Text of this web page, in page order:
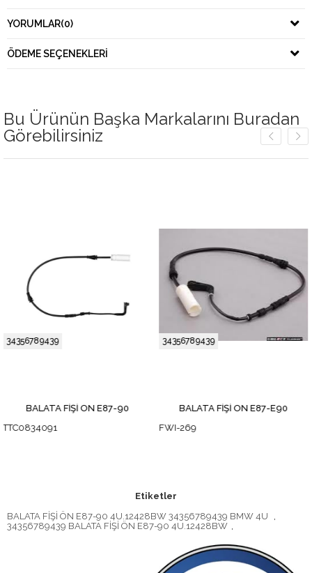
YORUMLAR(0)
ÖDEME SEÇENEKLERI
Bu Ürünün Başka Markalarını Buradan
Görebilirsiniz
ÖN E87-90
BALATA FİŞİ ÖN E87-E90
34356789439
Etiketler
BALATA FİŞİ ÖN E87-90 4U.12428BW 34356789439 BMW 4U
,
34356789439 BALATA FİŞİ ÖN E87-90 4U.12428BW ,